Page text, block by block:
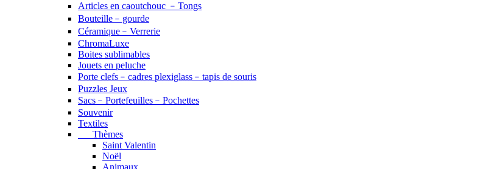
Articles en caoutchouc ﹣Tongs
Bouteille﹣gourde
Céramique﹣Verrerie
ChromaLuxe
Boites sublimables
Jouets en peluche
Porte clefs﹣cadres plexiglass﹣tapis de souris
Puzzles Jeux
Sacs﹣Portefeuilles﹣Pochettes
Souvenir
Textiles
Thèmes
Saint Valentin
Noël
Animaux